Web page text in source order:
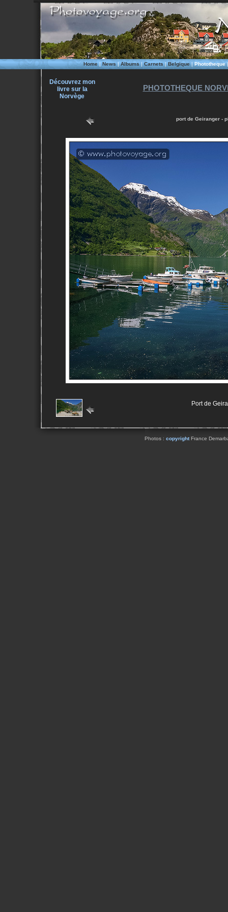
Home|News|Albums|Carnets|Belgique|Phototheque
Découvrez mon
livre sur la
Norvège
PHOTOTHEQUE
port de Geiranger -
Port de
Photos : copyrightFrance